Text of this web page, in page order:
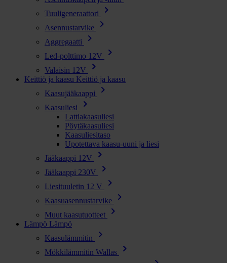
Tuuligeneraattori chevron_right
Asennustarvike chevron_right
Aggregaatti chevron_right
Led-polttimo 12V chevron_right
Valaisin 12V chevron_right
Keittiö ja kaasu Keittiö ja kaasu
Kaasujääkaappi
chevron_right
Kaasuliesi chevron_right
Lattiakaasuliesi
Pöytäkaasuliesi
Kaasuliesitaso
Upotettava kaasu-uuni ja liesi
Jääkaappi 12V
chevron_right
Jääkaappi 230V chevron_right
Liesituuletin 12 V chevron_right
Kaasuasennustarvike chevron_right
Muut kaasutuotteet chevron_right
Lämpö Lämpö
Kaasulämmitin
chevron_right
Mökkilämmitin Wallas chevron_right